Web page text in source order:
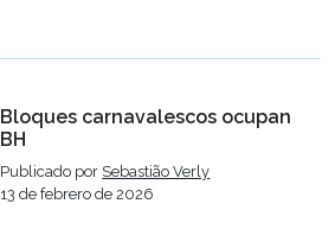
Bloques carnavalescos ocupan
BH
Publicado por Sebastião Verly
13 de febrero de 2026